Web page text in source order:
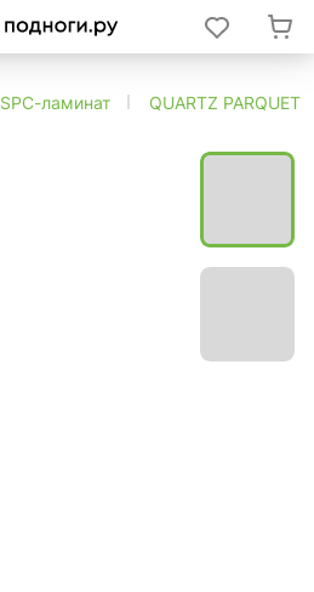
SPC-ламинат QUARTZ PARQUET